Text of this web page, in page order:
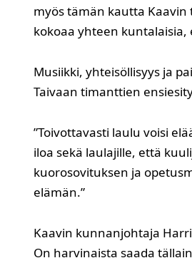
myös tämän kautta
kokoaa yhteen kuntalaisia,
Musiikki, yhteisöllisyys ja
Taivaan timanttien
”Toivottavasti laulu voisi
iloa sekä laulajille, että
kuorosovituksen ja
elämän.”
Kaavin kunnanjohtaja
On harvinaista saada